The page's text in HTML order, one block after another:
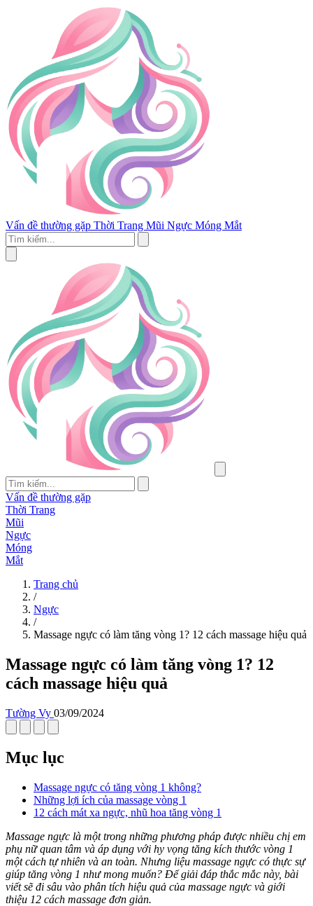
Vấn đề thường gặp Thời Trang Mũi Ngực Móng Mắt
Vấn đề thường gặp
Thời Trang
Mũi
Ngực
Móng
Mắt
Trang chủ
/
Ngực
/
Massage ngực có làm tăng vòng 1? 12 cách massage hiệu quả
Massage ngực có làm tăng vòng 1? 12
cách massage hiệu quả
Tường Vy 03/09/2024
Mục lục
Massage ngực có tăng vòng 1 không?
Những lợi ích của massage vòng 1
12 cách mát xa ngực, nhũ hoa tăng vòng 1
Massage ngực là một trong những phương pháp được nhiều chị em
phụ nữ quan tâm và áp dụng với hy vọng tăng kích thước vòng 1
một cách tự nhiên và an toàn. Nhưng liệu massage ngực có thực sự
giúp tăng vòng 1 như mong muốn? Để giải đáp thắc mắc này, bài
viết sẽ đi sâu vào phân tích hiệu quả của massage ngực và giới
thiệu 12 cách massage đơn giản.